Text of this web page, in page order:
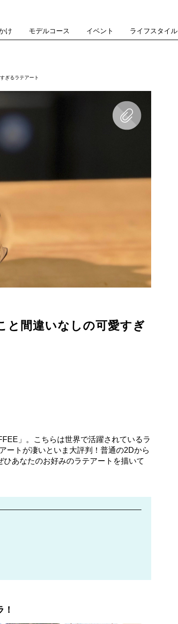
け モデルコース イベント ライフスタイル
ぎるラテアート
と間違いなしの可愛すぎ
」。こちらは世界で活躍されているラ
ートが凄いといま大評判！普通の2Dから
あなたのお好みのラテアートを描いて